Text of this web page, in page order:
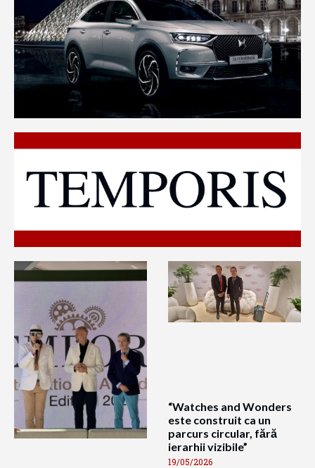
“Watches and Wonders
este construit ca un
parcurs circular, fără
ierarhii vizibile”
19/05/2026